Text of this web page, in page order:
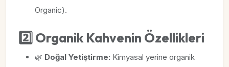
Organic).
2️⃣ Organik Kahvenin Özellikleri
🌿 Doğal Yetiştirme: Kimyasal yerine organik